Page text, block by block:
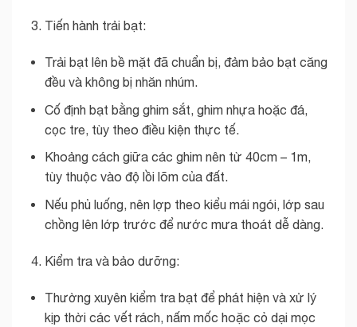
Tiến hành trải bạt:
Trải bạt lên bề mặt đã chuẩn bị, đảm bảo bạt căng
đều và không bị nhăn nhúm.
Cố định bạt bằng ghim sắt, ghim nhựa hoặc đá,
cọc tre, tùy theo điều kiện thực tế.
Khoảng cách giữa các ghim nên từ 40cm – 1m,
tùy thuộc vào độ lồi lõm của đất.
Nếu phủ luống, nên lợp theo kiểu mái ngói, lớp sau
chồng lên lớp trước để nước mưa thoát dễ dàng.
Kiểm tra và bảo dưỡng:
Thường xuyên kiểm tra bạt để phát hiện và xử lý
kịp thời các vết rách, nấm mốc hoặc cỏ dại mọc